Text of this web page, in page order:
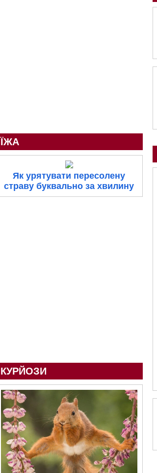
ЇЖА
Як урятувати пересолену
страву буквально за хвилину
КУРЙОЗИ